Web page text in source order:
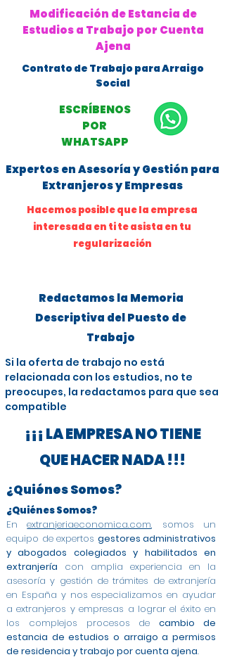
Modificación de Estancia de
Estudios a Trabajo por Cuenta
Ajena
Contrato de Trabajo para Arraigo
Social
ESCRÍBENOS
POR
WHATSAPP
Expertos en Asesoría y Gestión para
Extranjeros y Empresas
Hacemos posible que la empresa
interesada en ti te asista en tu
regularización
Redactamos la Memoria
Descriptiva del Puesto de
Trabajo
Si la oferta de trabajo no está
relacionada con los estudios, no te
preocupes, la redactamos para que sea
compatible
¡¡¡ LA EMPRESA NO TIENE
QUE HACER NADA !!!
¿Quiénes Somos?
¿Quiénes Somos?
Enextranjeriaeconomica.com, somos un
equipo de expertos gestores administrativos
y abogados colegiados y habilitados en
extranjería con amplia experiencia en la
asesoría y gestión de trámites de extranjería
en España y nos especializamos en ayudar
a extranjeros y empresas a lograr el éxito en
los complejos procesos decambio de
estancia de estudios o arraigo a permisos
de residencia y trabajo por cuenta ajena.